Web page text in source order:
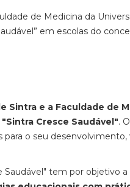
de Medicina da
em escolas do
Sintra e a Faculdade de
Cresce Saudável".
para o seu
Saudável" tem por objetivo